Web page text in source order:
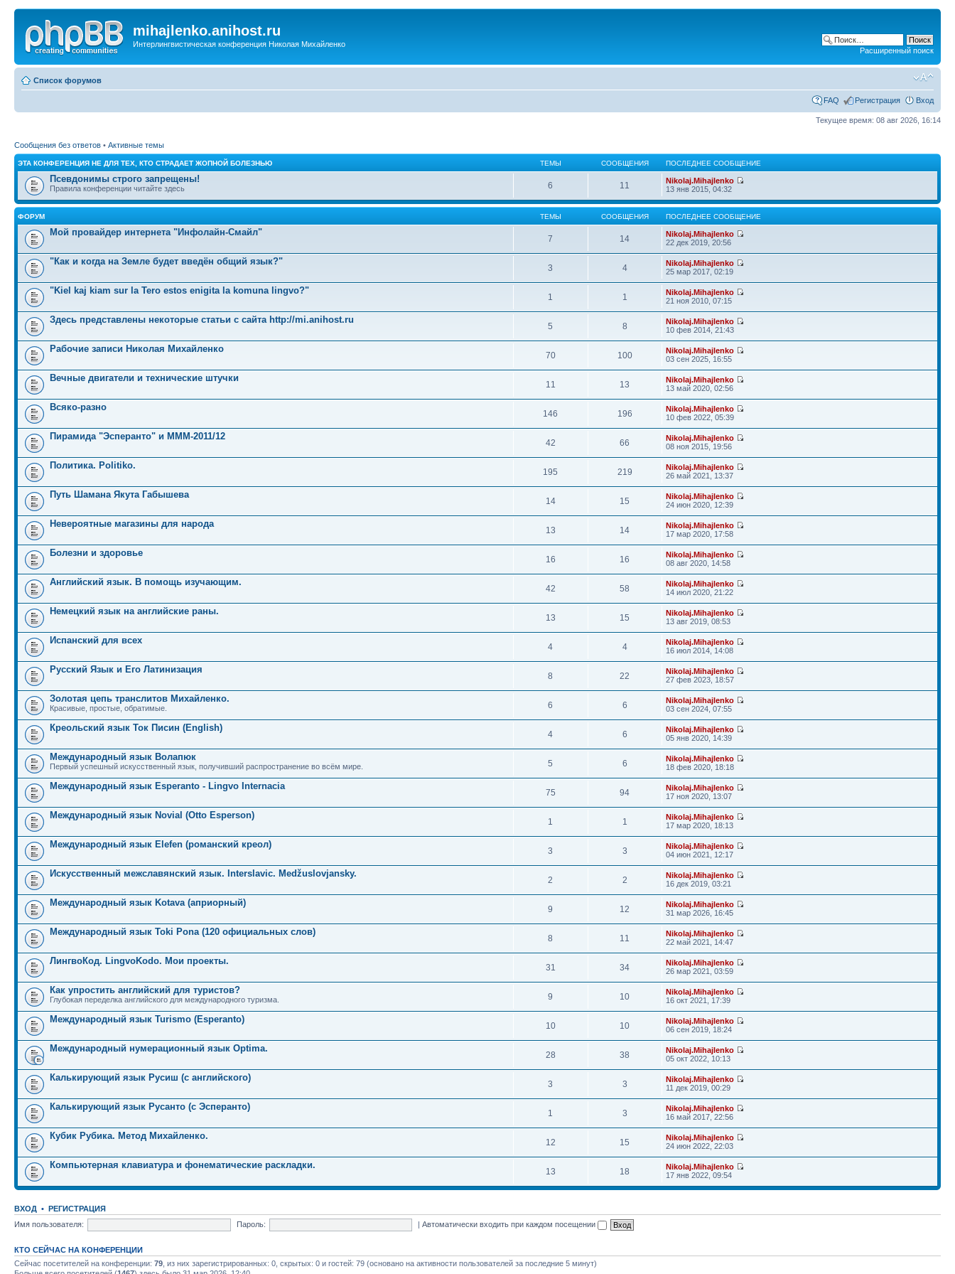
mihajlenko.anihost.ru
Интерлингвистическая конференция Николая Михайленко
Расширенный поиск
Список форумов
FAQ Регистрация Вход
Текущее время: 08 авг 2026, 16:14
Сообщения без ответов • Активные темы
ЭТА КОНФЕРЕНЦИЯ НЕ ДЛЯ ТЕХ, КТО СТРАДАЕТ ЖОПНОЙ БОЛЕЗНЬЮ ТЕМЫ СООБЩЕНИЯ ПОСЛЕДНЕЕ СООБЩЕНИЕ
Псевдонимы строго запрещены!
Правила конференции читайте здесь 6 11
Nikolaj.Mihajlenko
13 янв 2015, 04:32
ФОРУМ ТЕМЫ СООБЩЕНИЯ ПОСЛЕДНЕЕ СООБЩЕНИЕ
Мой провайдер интернета "Инфолайн-Смайл"
7 14
Nikolaj.Mihajlenko
22 дек 2019, 20:56
"Как и когда на Земле будет введён общий язык?"
3 4
Nikolaj.Mihajlenko
25 мар 2017, 02:19
"Kiel kaj kiam sur la Tero estos enigita la komuna lingvo?"
1 1
Nikolaj.Mihajlenko
21 ноя 2010, 07:15
Здесь представлены некоторые статьи с сайта http://mi.anihost.ru
5 8
Nikolaj.Mihajlenko
10 фев 2014, 21:43
Рабочие записи Николая Михайленко
70 100
Nikolaj.Mihajlenko
03 сен 2025, 16:55
Вечные двигатели и технические штучки
11 13
Nikolaj.Mihajlenko
13 май 2020, 02:56
Всяко-разно
146 196
Nikolaj.Mihajlenko
10 фев 2022, 05:39
Пирамида "Эсперанто" и MMM-2011/12
42 66
Nikolaj.Mihajlenko
08 ноя 2015, 19:56
Политика. Politiko.
195 219
Nikolaj.Mihajlenko
26 май 2021, 13:37
Путь Шамана Якута Габышева
14 15
Nikolaj.Mihajlenko
24 июн 2020, 12:39
Невероятные магазины для народа
13 14
Nikolaj.Mihajlenko
17 мар 2020, 17:58
Болезни и здоровье
16 16
Nikolaj.Mihajlenko
08 авг 2020, 14:58
Английский язык. В помощь изучающим.
42 58
Nikolaj.Mihajlenko
14 июл 2020, 21:22
Немецкий язык на английские раны.
13 15
Nikolaj.Mihajlenko
13 авг 2019, 08:53
Испанский для всех
4 4
Nikolaj.Mihajlenko
16 июл 2014, 14:08
Русский Язык и Его Латинизация
8 22
Nikolaj.Mihajlenko
27 фев 2023, 18:57
Золотая цепь транслитов Михайленко.
Красивые, простые, обратимые. 6 6
Nikolaj.Mihajlenko
03 сен 2024, 07:55
Креольский язык Ток Писин (English)
4 6
Nikolaj.Mihajlenko
05 янв 2020, 14:39
Международный язык Волапюк
Первый успешный искусственный язык, получивший распространение во всём мире. 5 6
Nikolaj.Mihajlenko
18 фев 2020, 18:18
Международный язык Esperanto - Lingvo Internacia
75 94
Nikolaj.Mihajlenko
17 ноя 2020, 13:07
Международный язык Novial (Otto Esperson)
1 1
Nikolaj.Mihajlenko
17 мар 2020, 18:13
Международный язык Elefen (романский креол)
3 3
Nikolaj.Mihajlenko
04 июн 2021, 12:17
Искусственный межславянский язык. Interslavic. Medžuslovjansky.
2 2
Nikolaj.Mihajlenko
16 дек 2019, 03:21
Международный язык Kotava (априорный)
9 12
Nikolaj.Mihajlenko
31 мар 2026, 16:45
Международный язык Toki Pona (120 официальных слов)
8 11
Nikolaj.Mihajlenko
22 май 2021, 14:47
ЛингвоКод. LingvoKodo. Мои проекты.
31 34
Nikolaj.Mihajlenko
26 мар 2021, 03:59
Как упростить английский для туристов?
Глубокая переделка английского для международного туризма. 9 10
Nikolaj.Mihajlenko
16 окт 2021, 17:39
Международный язык Turismo (Esperanto)
10 10
Nikolaj.Mihajlenko
06 сен 2019, 18:24
Международный нумерационный язык Optima.
28 38
Nikolaj.Mihajlenko
05 окт 2022, 10:13
Калькирующий язык Русиш (с английского)
3 3
Nikolaj.Mihajlenko
11 дек 2019, 00:29
Калькирующий язык Русанто (с Эсперанто)
1 3
Nikolaj.Mihajlenko
16 май 2017, 22:56
Кубик Рубика. Метод Михайленко.
12 15
Nikolaj.Mihajlenko
24 июн 2022, 22:03
Компьютерная клавиатура и фонематические раскладки.
13 18
Nikolaj.Mihajlenko
17 янв 2022, 09:54
ВХОД • РЕГИСТРАЦИЯ
Имя пользователя:
Пароль: |Автоматически входить при каждом посещении
КТО СЕЙЧАС НА КОНФЕРЕНЦИИ
Сейчас посетителей на конференции: 79 , из них зарегистрированных: 0, скрытых: 0 и гостей: 79 (основано на активности пользователей за последние 5 минут)